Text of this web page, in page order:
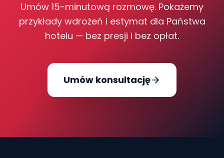
Umów 15-minutową rozmowę. Pokażemy
przykłady wdrożeń i estymat dla Państwa
hotelu — bez presji i bez opłat.
Umów konsultację